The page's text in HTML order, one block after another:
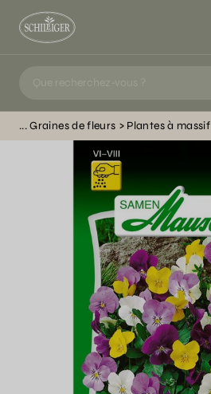
Graines de fleurs Plantes à massif